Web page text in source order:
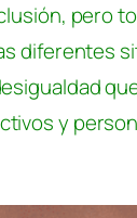
pero
diferentes
y